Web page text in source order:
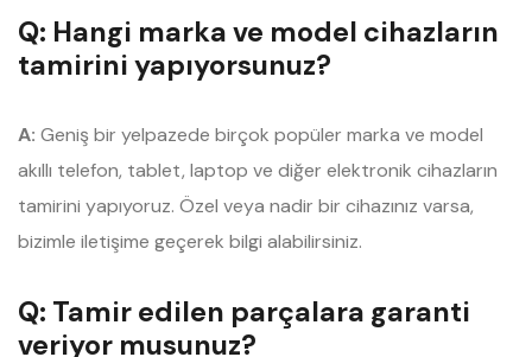
Q: Hangi marka ve model cihazların
tamirini yapıyorsunuz?
A: Geniş bir yelpazede birçok popüler marka ve model
akıllı telefon, tablet, laptop ve diğer elektronik cihazların
tamirini yapıyoruz. Özel veya nadir bir cihazınız varsa,
bizimle iletişime geçerek bilgi alabilirsiniz.
Q: Tamir edilen parçalara garanti
veriyor musunuz?